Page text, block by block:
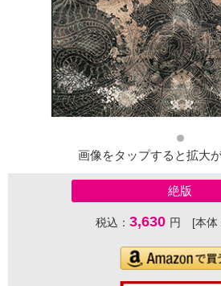
画像をタップすると拡大が
絶版
税込： 3,630 円 [本体